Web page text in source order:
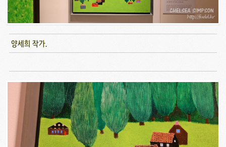
양세희 작가.